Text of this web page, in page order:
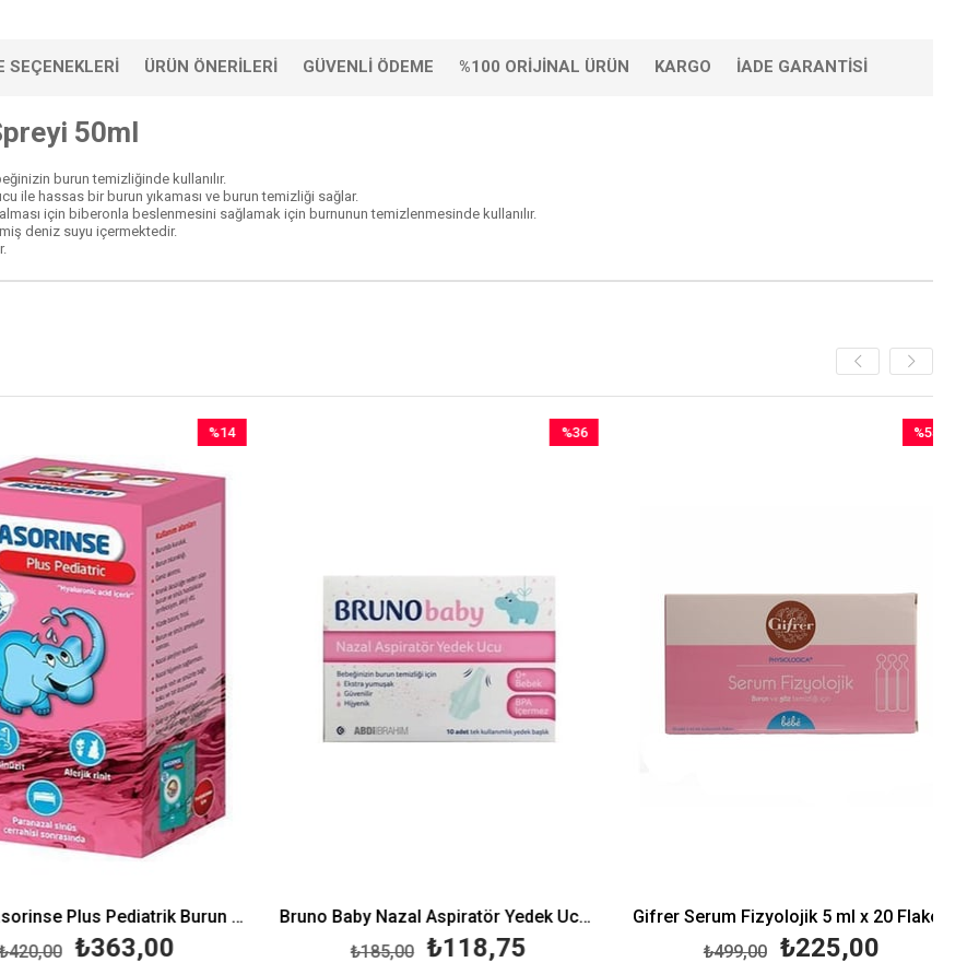
SEÇENEKLERI ÜRÜN ÖNERILERI GÜVENLI ÖDEME %100 ORIJINAL ÜRÜN KARGO İADE GARANTISI
50ml
burun temizliğinde kullanılır.
ile hassas bir burun yıkaması ve burun temizliği sağlar.
için biberonla beslenmesini sağlamak için burnunun temizlenmesinde kullanılır.
deniz suyu içermektedir.
Abfen Nasorinse Plus Pediatrik Burun Yıkama Kiti
₺363,00
%14
Bruno Baby Nazal Aspiratör Yedek Ucu 10'lu
₺118,75
₺185,00
%36
Gifrer Serum Fizyolojik 5 ml x 20 Flakon
₺225,00
₺499,00
%55